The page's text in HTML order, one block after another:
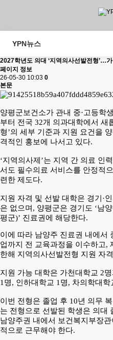
YPN뉴스
2027학년도 의대 ‘지역의사선발전형’…
페이지 정보
26-05-30 10:03 0
본문
양평군보건소가 관내 중·고등학
부터 전국 32개 의과대학에서 새
형’의 세부 기준과 지원 요건을
격적인 홍보에 나서고 있다.
‘지역의사제’는 지역 간 의료 인
서도 필수의료 서비스를 안정적
련한 제도다.
지원 자격 및 선발 대학은 경기·
은 없으며, 양평군은 경기도 ‘남
평군)’ 진료권에 해당한다.
이에 따라 남양주 진료권 내에서
업까지 전 교육과정을 이수하고,
한해 지역의사선발전형 지원 자
지원 가능 대학은 가천대학교 2
1명, 인하대학교 1명, 차의학대
이번 전형은 졸업 후 10년 의무
는 전형으로 선발된 학생은 의대
남양주권 내에서 보건복지부장
적으로 근무해야 한다.